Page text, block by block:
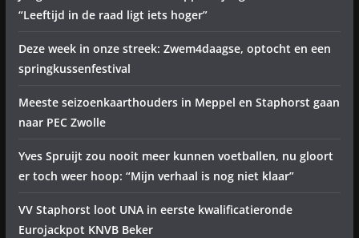
“Leeftijd in de raad ligt iets hoger”
Deze week in onze streek: Zwem4daagse, optocht en een
springkussenfestival
Meeste seizoenkaarthouders in Meppel en Staphorst gaan
naar PEC Zwolle
Yves Spruijt zou nooit meer kunnen voetballen, nu gloort
er toch weer hoop: “Mijn verhaal is nog niet klaar”
VV Staphorst loot UNA in eerste kwalificatieronde
Eurojackpot KNVB Beker